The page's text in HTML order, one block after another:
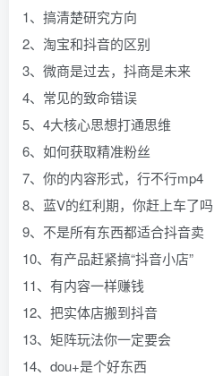
1、搞清楚研究方向
2、淘宝和抖音的区别
3、微商是过去，抖商是未来
4、常见的致命错误
5、4大核心思想打通思维
6、如何获取精准粉丝
7、你的内容形式，行不行mp4
8、蓝V的红利期，你赶上车了吗
9、不是所有东西都适合抖音卖
10、有产品赶紧搞“抖音小店”
11、有内容一样赚钱
12、把实体店搬到抖音
13、矩阵玩法你一定要会
14、dou+是个好东西